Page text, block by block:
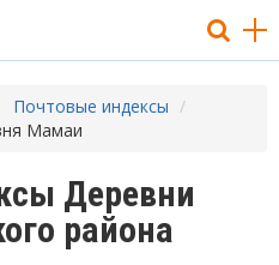
Почтовые индексы
Мамаи
Деревни
района